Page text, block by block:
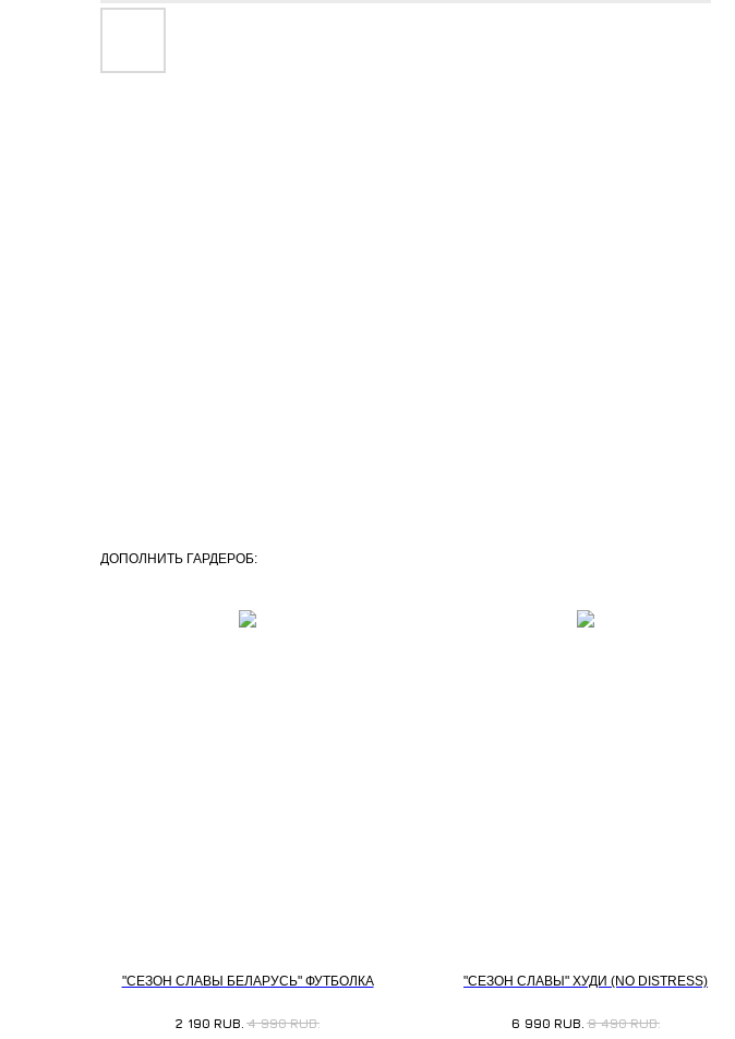
ДОПОЛНИТЬ ГАРДЕРОБ:
"СЕЗОН СЛАВЫ БЕЛАРУСЬ" ФУТБОЛКА
2 190 RUB. 4 990 RUB.
"СЕЗОН СЛАВЫ" ХУДИ (NO DISTRESS)
6 990 RUB. 8 490 RUB.